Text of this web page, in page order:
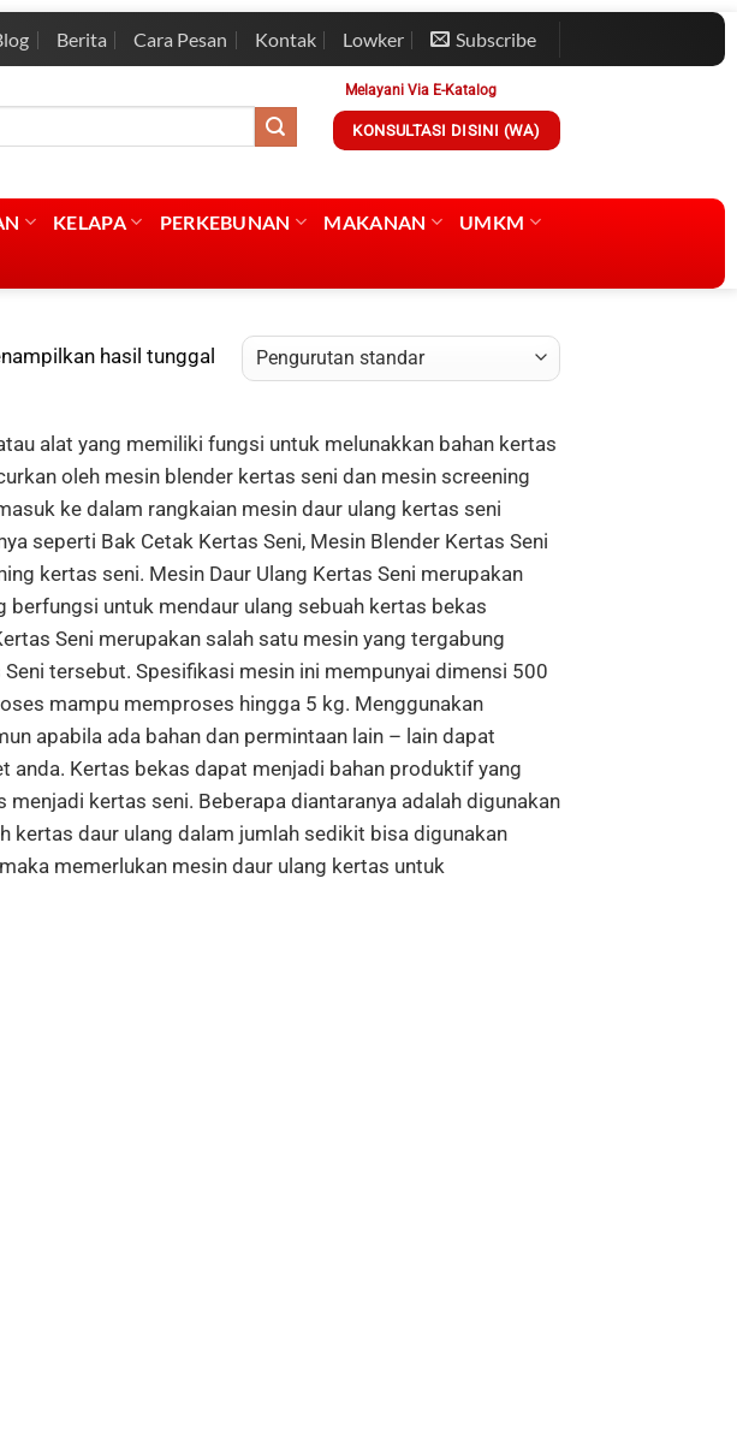
Berita Cara Pesan Kontak Lowker Subscribe
Melayani Via E-Katalog
KONSULTASI DISINI (WA)
KELAPA PERKEBUNAN MAKANAN
UMKM
hasil tunggal
alat yang memiliki fungsi untuk melunakkan bahan kertas
oleh mesin blender kertas seni dan mesin screening
ke dalam rangkaian mesin daur ulang kertas seni
seperti Bak Cetak Kertas Seni, Mesin Blender Kertas Seni
kertas seni. Mesin Daur Ulang Kertas Seni merupakan
berfungsi untuk mendaur ulang sebuah kertas bekas
Seni merupakan salah satu mesin yang tergabung
tersebut. Spesifikasi mesin ini mempunyai dimensi 500
mampu memproses hingga 5 kg. Menggunakan
apabila ada bahan dan permintaan lain – lain dapat
anda. Kertas bekas dapat menjadi bahan produktif yang
kertas seni. Beberapa diantaranya adalah digunakan
kertas daur ulang dalam jumlah sedikit bisa digunakan
memerlukan mesin daur ulang kertas untuk